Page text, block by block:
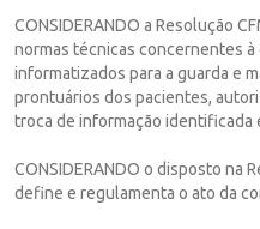
CONSIDERANDO a Resolução
normas técnicas concernentes
informatizados para a guarda e
prontuários dos pacientes,
troca de informação identificada
CONSIDERANDO o disposto na
define e regulamenta o ato da